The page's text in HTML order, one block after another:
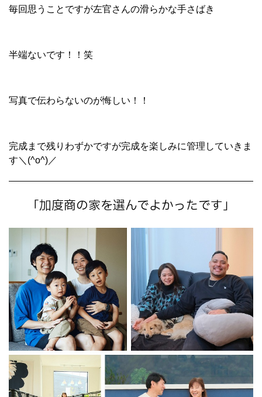
毎回思うことですが左官さんの滑らかな手さばき
半端ないです！！笑
写真で伝わらないのが悔しい！！
完成まで残りわずかですが完成を楽しみに管理していきま
す＼(^o^)／
「加度商の家を選んでよかったです」